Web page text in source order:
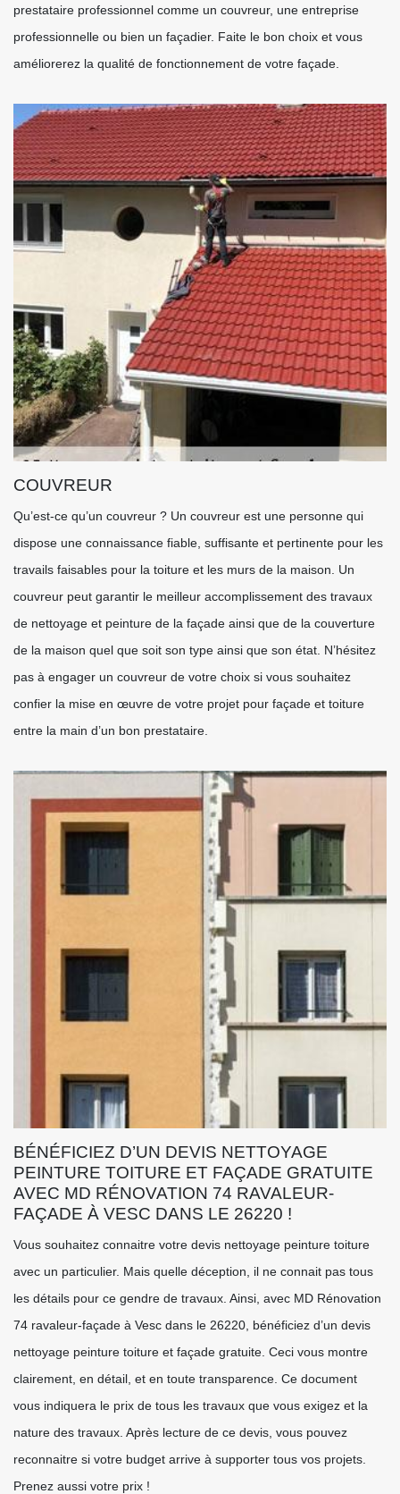
prestataire professionnel comme un couvreur, une entreprise
professionnelle ou bien un façadier. Faite le bon choix et vous
améliorerez la qualité de fonctionnement de votre façade.
COUVREUR
Qu’est-ce qu’un couvreur ? Un couvreur est une personne qui
dispose une connaissance fiable, suffisante et pertinente pour les
travails faisables pour la toiture et les murs de la maison. Un
couvreur peut garantir le meilleur accomplissement des travaux
de nettoyage et peinture de la façade ainsi que de la couverture
de la maison quel que soit son type ainsi que son état. N’hésitez
pas à engager un couvreur de votre choix si vous souhaitez
confier la mise en œuvre de votre projet pour façade et toiture
entre la main d’un bon prestataire.
BÉNÉFICIEZ D’UN DEVIS NETTOYAGE
PEINTURE TOITURE ET FAÇADE GRATUITE
AVEC MD RÉNOVATION 74 RAVALEUR-
FAÇADE À VESC DANS LE 26220 !
Vous souhaitez connaitre votre devis nettoyage peinture toiture
avec un particulier. Mais quelle déception, il ne connait pas tous
les détails pour ce gendre de travaux. Ainsi, avec MD Rénovation
74 ravaleur-façade à Vesc dans le 26220, bénéficiez d’un devis
nettoyage peinture toiture et façade gratuite. Ceci vous montre
clairement, en détail, et en toute transparence. Ce document
vous indiquera le prix de tous les travaux que vous exigez et la
nature des travaux. Après lecture de ce devis, vous pouvez
reconnaitre si votre budget arrive à supporter tous vos projets.
Prenez aussi votre prix !